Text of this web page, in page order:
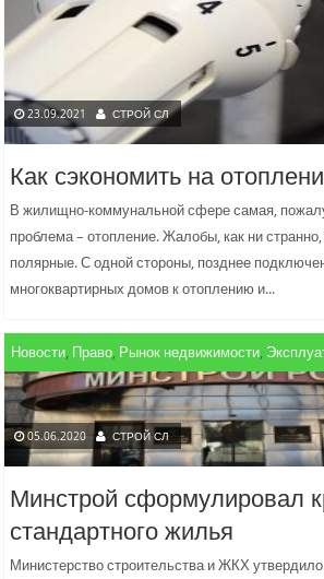
23.09.2021 СТРОЙ СЛ
Как сэкономить на
В жилищно-коммунальной сфере самая,
проблема – отопление. Жалобы, как ни
полярные. С одной стороны, позднее
многоквартирных домов к отоплению и...
Новости, Право, Рынок недвижимости,
05.06.2020 СТРОЙ СЛ
Минстрой сформулировал
стандартного жилья
Министерство строительства и ЖКХ утвердило